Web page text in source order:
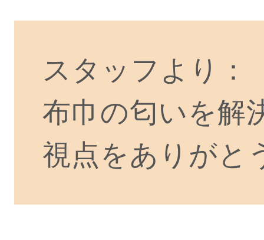
スタッフより：
布巾の匂いを解
視点をありがと